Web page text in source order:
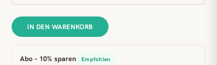
IN DEN WARENKORB
Abo – 10% sparen Empfohlen